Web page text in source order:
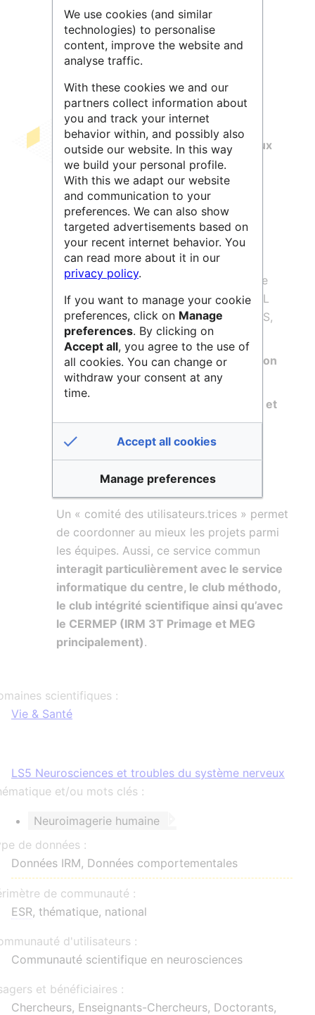
Leaflet| ©OpenStreetMapcontributors
Le serviceSoutien méthodologique aux
projets d'imageriesdu CRNL a pour
missions principales :
d’accompagner les projets de
neuroimageriedes équipes (de la
définition du design expérimental à
l’analyse des données)
de participer à la mise en place d'une
politique de science ouverte au CRNL
(gestion des données, standards BIDS,
etc.)
d’organiser l'assistance et la formation
aux utilisateurs.trices
veille méthodologique et
technique
de
coordonner et animer le club de
Un « comité des utilisateurs.trices » permet
de coordonner au mieux les projets parmi
les équipes. Aussi, ce service commun
interagit particulièrement avec le service
informatique du centre, le club méthodo,
le club intégrité scientifique ainsi qu’avec
le CERMEP (IRM 3T Primage et MEG
principalement).
scientifiques :
Vie & Santé
LS5 Neurosciences et troubles du système nerveux
et/ou mots clés :
Neuroimagerie humaine
de données :
Données IRM, Données comportementales
de communauté :
ESR, thématique, national
d'utilisateurs :
Communauté scientifique en neurosciences
et bénéficiaires :
Chercheurs, Enseignants-Chercheurs, Doctorants,
We use cookies (and similar
technologies) to personalise
content, improve the website and
analyse traffic.
With these cookies we and our
partners collect information about
you and track your internet
behavior within, and possibly also
outside our website. In this way
we build your personal profile.
With this we adapt our website
and communication to your
preferences. We can also show
targeted advertisements based on
your recent internet behavior. You
can read more about it in our
privacy policy.
If you want to manage your cookie
preferences, click on Manage
preferences. By clicking on
Accept all, you agree to the use of
all cookies. You can change or
withdraw your consent at any
time.
Accept all cookies
Manage preferences